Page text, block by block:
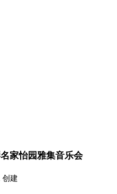
家怡园雅集音乐会
创建